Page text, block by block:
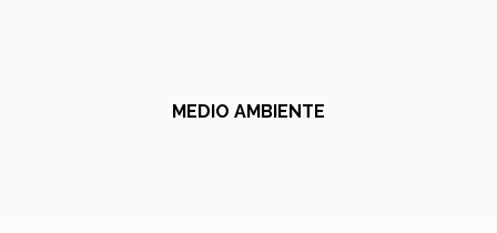
MEDIO AMBIENTE